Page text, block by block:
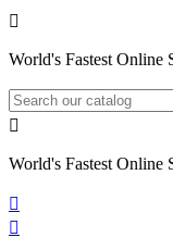

World's Fastest Online

World's Fastest Online

